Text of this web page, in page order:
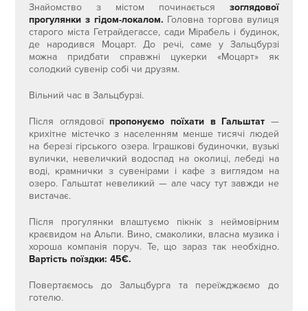
Знайомство з містом починається зоглядової
прогулянки з гідом-локалом. Головна торгова вулиця
старого міста Гетрайдегассе, сади Мірабель і будинок,
де народився Моцарт. До речі, саме у Зальцбурзі
можна придбати справжні цукерки «Моцарт» як
солодкий сувенір собі чи друзям.
Вільний час в Зальцбурзі.
Після оглядовоїпропонуємо поїхати в Гальштат —
крихітне містечко з населенням менше тисячі людей
на березі гірського озера. Іграшкові будиночки, вузькі
вулички, невеличкий водоспад на околиці, лебеді на
воді, крамнички з сувенірами і кафе з виглядом на
озеро. Гальштат невеликий — але часу тут завжди не
вистачає.
Після прогулянки влаштуємо пікнік з неймовірним
краєвидом на Альпи. Вино, смаколики, власна музика і
хороша компанія поруч. Те, що зараз так необхідно.
Вартість поїздки: 45€.
Повертаємось до Зальцбурга та переїжджаємо до
готелю.